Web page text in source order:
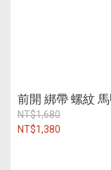
前開 綁帶 螺紋
NT$1,680
NT$1,380